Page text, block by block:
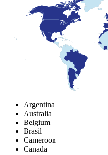
Argentina
Australia
Belgium
Brasil
Cameroon
Canada